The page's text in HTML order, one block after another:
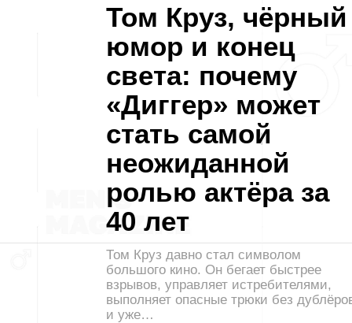
Том Круз, чёрный
юмор и конец
света: почему
«Диггер» может
стать самой
неожиданной
ролью актёра за
40 лет
Том Круз давно стал символом
большого кино. Он бегает быстрее
взрывов, управляет истребителями,
выполняет опасные трюки без
и уже…